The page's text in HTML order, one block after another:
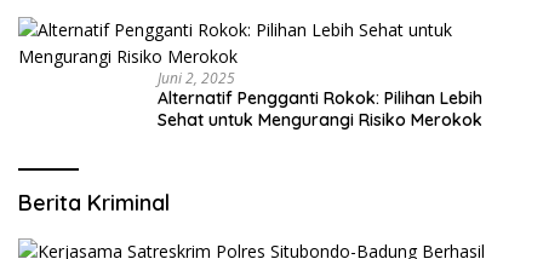
Juni 2, 2025
Alternatif Pengganti Rokok: Pilihan Lebih
Sehat untuk Mengurangi Risiko Merokok
Berita Kriminal